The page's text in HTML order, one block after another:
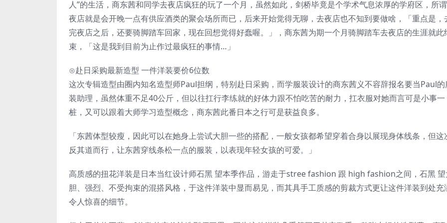
人”的生活，商东茜和同学去夜店疯狂的玩了一个月，虽然如此，剑桥毕竟是个学术气息浓厚的学府区，所
夜店就是会开晚一点有供应酒类的聚会场所而已，后来开始觉得无聊，去夜店也不知到要做啥，「重点是，
完夜店之后，还要骑脚踏车回家，现在回想觉得好蠢喔。」，商东茜为期一个月骑脚踏车去夜店的生涯就此
束，「这是我到目前为止作过最疯狂的事情…」
⊙赴日采购最新造型 一件洋装要价6位数
这次专辑造型由圈内知名造型师Paul担纲，特别赴日采购，而学服装设计的商东茜义不容辞报名要当Paul的
装助理，虽然体重不足40公斤，但以往扛行李练就的好体力跟不怕吃苦的耐力，扛衣服对她而言可是小事一
桩，又可以跟着大师学习造型概念，商东茜此番日本之行可是获益良多。
「东茜体型较瘦，因此可以在她身上尝试大胆一些的搭配，一般女孩都希望穿着合身以展现身体线条，但这
反其道而行，让东茜穿线条松一点的服装，以表现年轻女孩的可爱。」
高质感的扭花洋装是日本当红设计师石黑 望本季作品，游走于stree fashion 跟 high fashion之间，石黑 望
胆、强烈、不受拘束的混搭风格，于这件洋装中显而易见，而其具手工质感的剪裁方式更让这件洋装到处充
令人惊喜的细节。